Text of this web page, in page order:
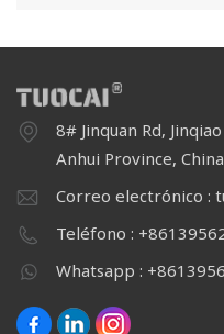
8# Jinquan Rd,
Anhui Province, China
Correo electrónico :
Teléfono :
Whatsapp :